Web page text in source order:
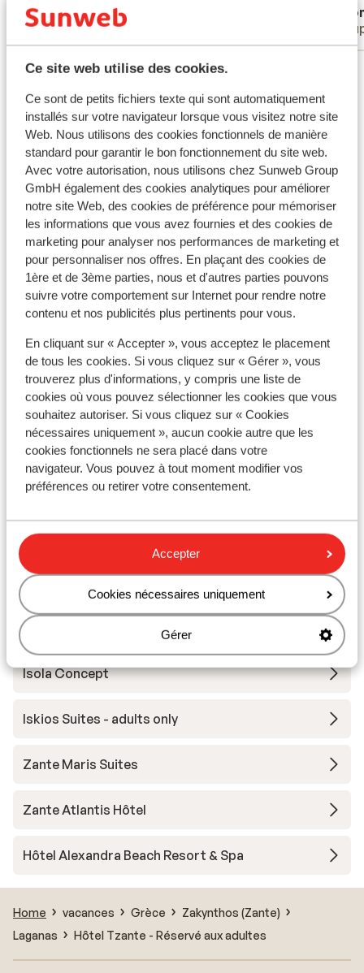
Ce site web utilise des cookies.
Ce sont de petits fichiers texte qui sont automatiquement
installés sur votre navigateur lorsque vous visitez notre site
Web. Nous utilisons des cookies fonctionnels de manière
standard pour garantir le bon fonctionnement du site web.
Avec votre autorisation, nous utilisons chez Sunweb Group
GmbH également des cookies analytiques pour améliorer
notre site Web, des cookies de préférence pour mémoriser
les informations que vous avez fournies et des cookies de
marketing pour analyser nos performances de marketing et
pour personnaliser nos offres. En plaçant des cookies de
1ère et de 3ème parties, nous et d'autres parties pouvons
suivre votre comportement sur Internet pour rendre notre
contenu et nos publicités plus pertinents pour vous.
En cliquant sur « Accepter », vous acceptez le placement
de tous les cookies. Si vous cliquez sur « Gérer », vous
trouverez plus d'informations, y compris une liste de
cookies où vous pouvez sélectionner les cookies que vous
souhaitez autoriser. Si vous cliquez sur « Cookies
nécessaires uniquement », aucun cookie autre que les
cookies fonctionnels ne sera placé dans votre
navigateur. Vous pouvez à tout moment modifier vos
préférences ou retirer votre consentement.
Accepter
Cookies nécessaires uniquement
Gérer
Anonyme
Groupes
Voir tous les 13 avis
Autres hébergements - Zakynthos
(Zante)
Avra Suites & Apartments
Mon Repo Secret Suites
Lesante Cape – The Leading Hotels of the World
Hôtel Contessina
Suites Mon Repo
Appartements & Hôtel Dannas Boutique -
Réservé aux adultes
Appartements Erietta
Lesante Blu – The Leading Hotels of the World -
adults only
Agave Boutique Hôtel
Contessina Suites & Spa - réservé aux adultes
Isola Concept
Iskios Suites - adults only
Zante Maris Suites
Zante Atlantis Hôtel
Hôtel Alexandra Beach Resort & Spa
Home vacances Grèce
Zakynthos (Zante)
Laganas
Hôtel Tzante - Réservé aux adultes